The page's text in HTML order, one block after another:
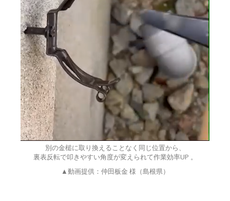
別の金槌に取り換えることなく同じ位置から、
裏表反転で叩きやすい角度が変えられて作業効率UP 。
▲動画提供：仲田板金 様（島根県）